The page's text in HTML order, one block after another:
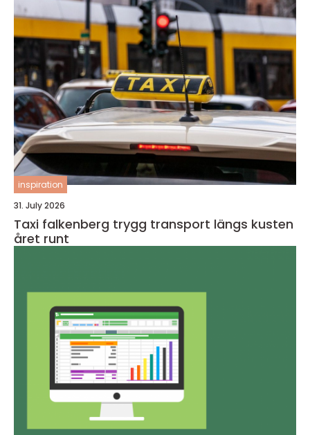
inspiration
31. July 2026
Taxi falkenberg trygg transport längs kusten
året runt